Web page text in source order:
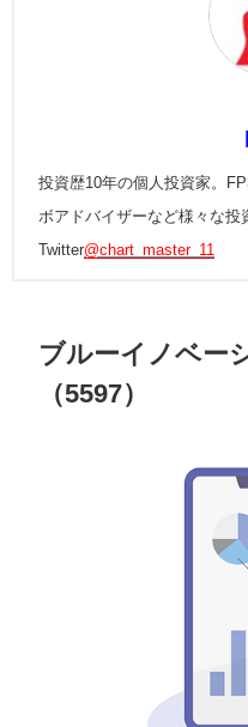
投資歴10年の個人投資家。
ボアドバイザーなど様々な投
Twitter@chart_master_11
ブルーイノベー
（5597）